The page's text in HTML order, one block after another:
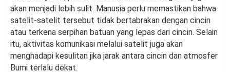
akan menjadi lebih sulit. Manusia perlu memastikan bahwa
satelit-satelit tersebut tidak bertabrakan dengan cincin
atau terkena serpihan batuan yang lepas dari cincin. Selain
itu, aktivitas komunikasi melalui satelit juga akan
menghadapi kesulitan jika jarak antara cincin dan atmosfer
Bumi terlalu dekat.